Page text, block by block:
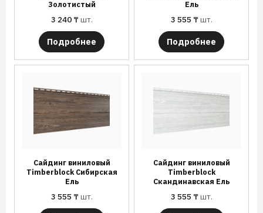
Золотистый
3 240 ₸шт.
Подробнее
Ель
3 555 ₸шт.
Подробнее
Сайдинг виниловый
Timberblock Сибирская
Ель
3 555 ₸шт.
Сайдинг виниловый
Timberblock
Скандинавская Ель
3 555 ₸шт.